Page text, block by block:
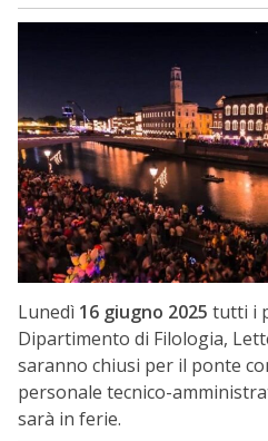
Lunedì 16 giugno 2025 tutti i
Dipartimento di Filologia,
saranno chiusi per il ponte
personale tecnico-
sarà in ferie.